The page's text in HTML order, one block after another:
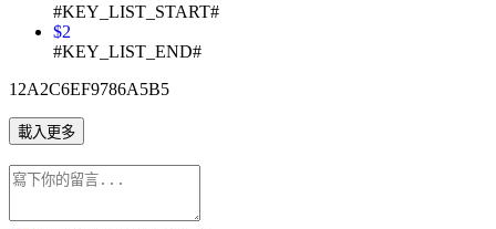
#KEY_LIST_START#
$2
#KEY_LIST_END#
12A2C6EF9786A5B5
載入更多